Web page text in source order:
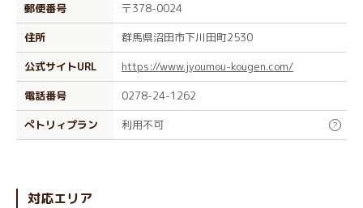
郵便番号
〒378-0024
住所
群馬県沼田市下川田町2530
公式サイトURL
https://www.jyoumou-kougen.com/
電話番号
0278-24-1262
ぺトリィプラン
利用不可 ?
対応エリア